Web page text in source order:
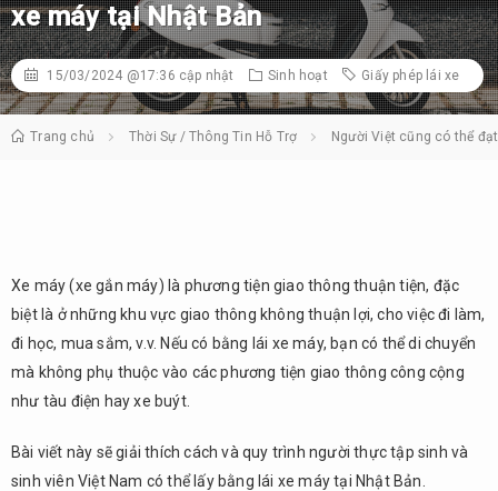
xe máy tại Nhật Bản
15/03/2024 @17:36 cập nhật Sinh hoạt Giấy phép lái xe
Trang chủ Thời Sự / Thông Tin Hỗ Trợ Người Việt cũng có thể
Xe máy (xe gắn máy) là phương tiện giao thông thuận tiện, đặc
biệt là ở những khu vực giao thông không thuận lợi, cho việc đi làm,
đi học, mua sắm, v.v. Nếu có bằng lái xe máy, bạn có thể di chuyển
mà không phụ thuộc vào các phương tiện giao thông công cộng
như tàu điện hay xe buýt.
Bài viết này sẽ giải thích cách và quy trình người thực tập sinh và
sinh viên Việt Nam có thể lấy bằng lái xe máy tại Nhật Bản.